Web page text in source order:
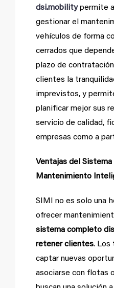
dsi.mobilitypermite
gestionar el
vehículos de forma
cerrados que
plazo de
clientes la
imprevistos, y
planificar mejor sus
servicio de calidad,
empresas como a
Ventajas del
Mantenimiento
SIMI no es solo una
ofrecer
sistema completo
retener clientes. Los
captar nuevas
asociarse con flotas